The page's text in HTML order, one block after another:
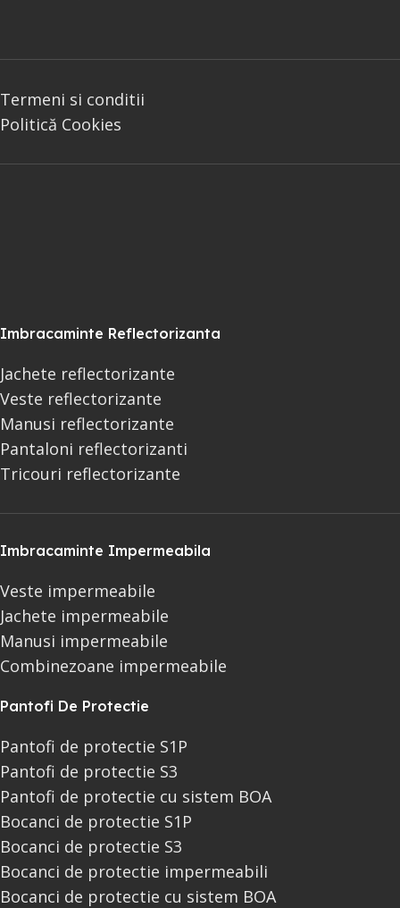
Termeni si conditii
Politică Cookies
Imbracaminte Reflectorizanta
Jachete reflectorizante
Veste reflectorizante
Manusi reflectorizante
Pantaloni reflectorizanti
Tricouri reflectorizante
Imbracaminte Impermeabila
Veste impermeabile
Jachete impermeabile
Manusi impermeabile
Combinezoane impermeabile
Pantofi De Protectie
Pantofi de protectie S1P
Pantofi de protectie S3
Pantofi de protectie cu sistem BOA
Bocanci de protectie S1P
Bocanci de protectie S3
Bocanci de protectie impermeabili
Bocanci de protectie cu sistem BOA